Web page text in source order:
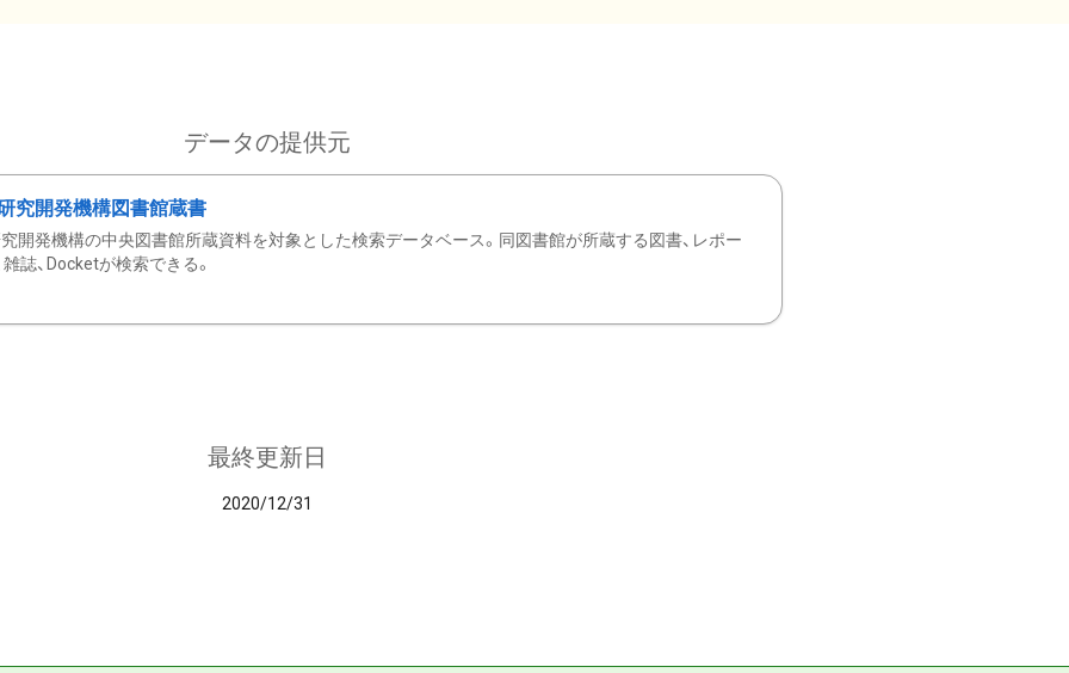
データの提供元
究開発機構図書館蔵書
開発機構の中央図書館所蔵資料を対象とした検索データベース。同図書館が所蔵する図書、レポー
雑誌、Docketが検索できる。
最終更新日
2020/12/31